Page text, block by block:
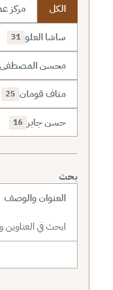
الكل مركز
ساشا العلو 31
محسن المصطفى
مناف قومان 25
حسن جابر 16
بحث
نطاق البحث